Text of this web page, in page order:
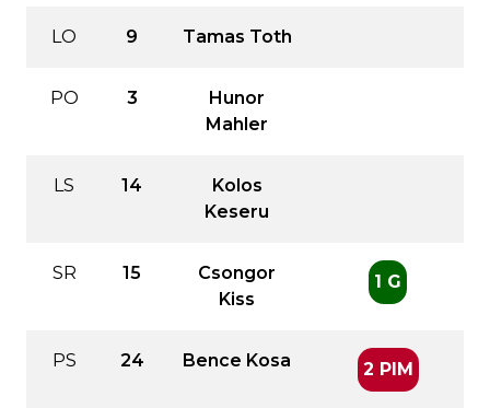
LO 9 Tamas Toth
PO 3
Hunor
Mahler
LS 14
Kolos
Keseru
SR 15
Csongor
Kiss
1 G
PS 24 Bence Kosa 2 PIM